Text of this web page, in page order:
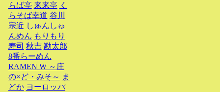
らば亭 来来亭 く
らそば幸道 谷川
宗近 しゅんしゅ
んめん もりもり
寿司 秋吉 勘太郎
8番らーめん
RAMEN W ～庄
の×ど・みそ～ ま
どか ヨーロッパ